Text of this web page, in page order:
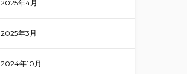
2025年4月
2025年3月
2024年10月